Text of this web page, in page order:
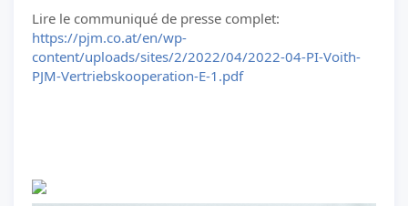
Lire le communiqué de presse complet:
https://pjm.co.at/en/wp-
content/uploads/sites/2/2022/04/2022-04-PI-Voith-
PJM-Vertriebskooperation-E-1.pdf